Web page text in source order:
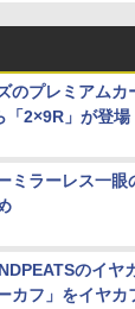
のプレミアム
「2×9R」が登場
ミラーレス一
のイヤ
カフ」をイヤカ